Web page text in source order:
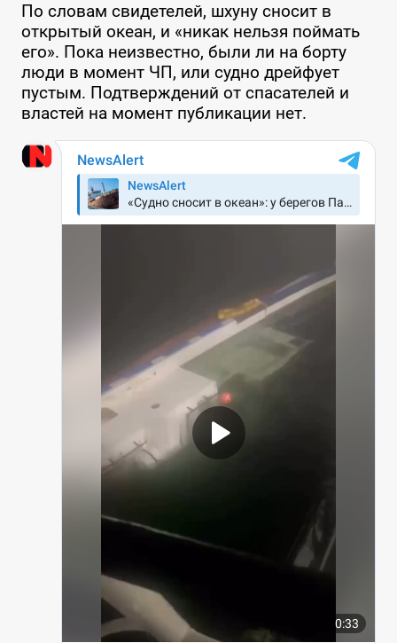
По словам свидетелей, шхуну сносит в
открытый океан, и «никак нельзя поймать
его». Пока неизвестно, были ли на борту
люди в момент ЧП, или судно дрейфует
пустым. Подтверждений от спасателей и
властей на момент публикации нет.